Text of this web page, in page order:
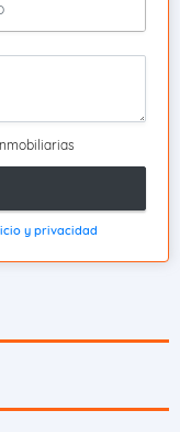
y privacidad